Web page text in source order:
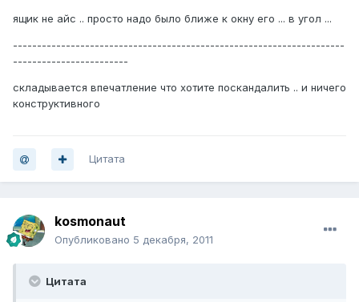
ящик не айс .. просто надо было ближе к окну его ... в угол ...
---------------------------------------------------------------------
------------------------
складывается впечатление что хотите поскандалить .. и ничего
конструктивного
Цитата
kosmonaut
Опубликовано 5 декабря, 2011
Цитата